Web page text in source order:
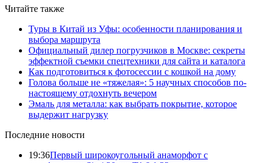
Читайте также
Туры в Китай из Уфы: особенности планирования и
выбора маршрута
Официальный дилер погрузчиков в Москве: секреты
эффектной съемки спецтехники для сайта и каталога
Как подготовиться к фотосессии с кошкой на дому
Голова больше не «тяжелая»: 5 научных способов по-
настоящему отдохнуть вечером
Эмаль для металла: как выбрать покрытие, которое
выдержит нагрузку
Последние новости
19:36Первый широкоугольный анаморфот с